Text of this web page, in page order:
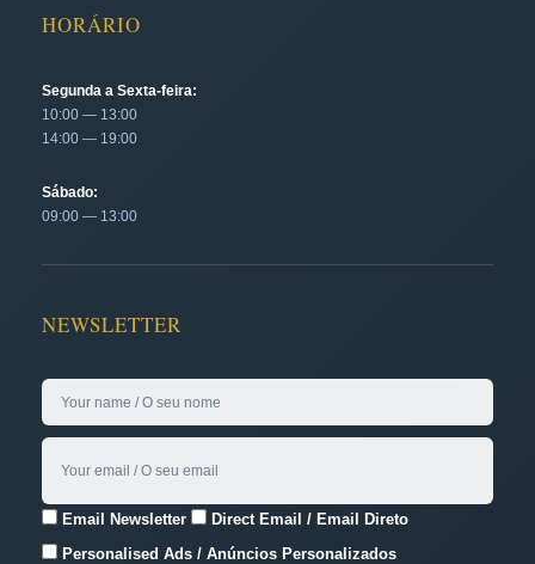
HORÁRIO
Segunda a Sexta-feira:
10:00 — 13:00
14:00 — 19:00
Sábado:
09:00 — 13:00
NEWSLETTER
Email Newsletter
Direct Email / Email Direto
Personalised Ads / Anúncios Personalizados